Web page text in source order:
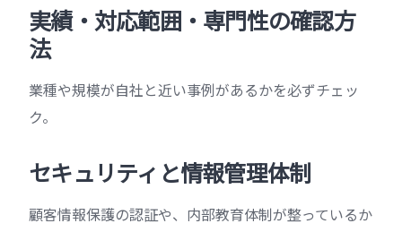
実績・対応範囲・専門性の確認方
法
業種や規模が自社と近い事例があるかを必ずチェッ
ク。
セキュリティと情報管理体制
顧客情報保護の認証や、内部教育体制が整っているか